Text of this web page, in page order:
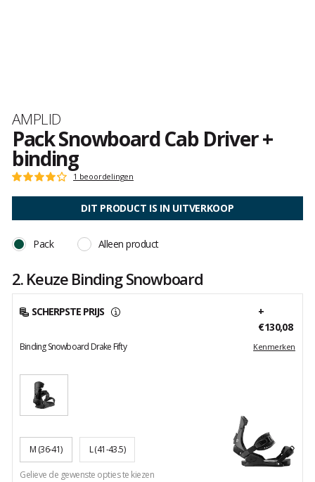
Merk
AMPLID
Pack Snowboard Cab Driver +
binding
Het
Score
:
op
1 beoordelingen
DIT PRODUCT IS IN UITVERKOOP
Pack Alleen product
2. Keuze Binding Snowboard
SCHERPSTE PRIJS
+
€130,08
Binding Snowboard Drake Fifty Kenmerken
M (36-41) L(41-43.5)
Gelieve de gewenste opties te kiezen